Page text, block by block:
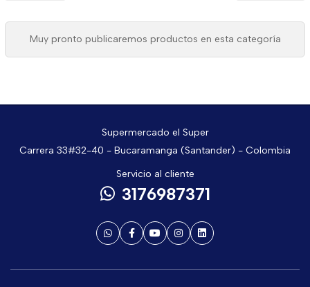
Muy pronto publicaremos productos en esta categoría
Supermercado el Super
Carrera 33#32-40 - Bucaramanga (Santander) - Colombia
Servicio al cliente
3176987371